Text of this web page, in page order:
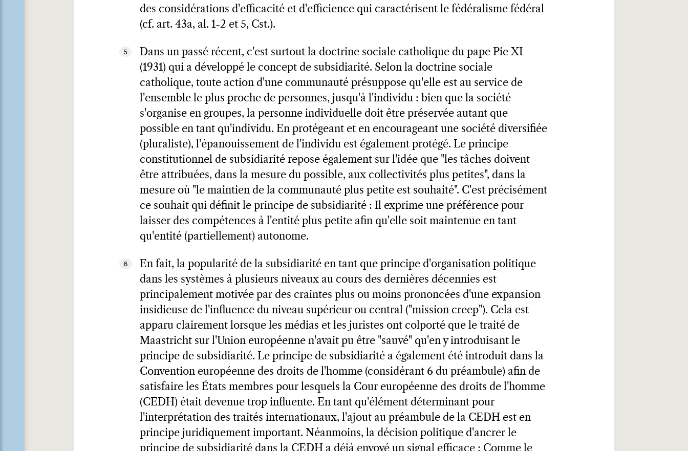
des considérations d'efficacité et d'efficience qui caractérisent le fédéralisme fédéral
(cf. art. 43a, al. 1-2 et 5, Cst.).
5
Dans un passé récent, c'est surtout la doctrine sociale catholique du pape Pie XI
(1931) qui a développé le concept de subsidiarité. Selon la doctrine sociale
catholique, toute action d'une communauté présuppose qu'elle est au service de
l'ensemble le plus proche de personnes, jusqu'à l'individu : bien que la société
s'organise en groupes, la personne individuelle doit être préservée autant que
possible en tant qu'individu. En protégeant et en encourageant une société diversifiée
(pluraliste), l'épanouissement de l'individu est également protégé. Le principe
constitutionnel de subsidiarité repose également sur l'idée que "les tâches doivent
être attribuées, dans la mesure du possible, aux collectivités plus petites", dans la
mesure où "le maintien de la communauté plus petite est souhaité". C'est précisément
ce souhait qui définit le principe de subsidiarité : Il exprime une préférence pour
laisser des compétences à l'entité plus petite afin qu'elle soit maintenue en tant
qu'entité (partiellement) autonome.
6
En fait, la popularité de la subsidiarité en tant que principe d'organisation politique
dans les systèmes à plusieurs niveaux au cours des dernières décennies est
principalement motivée par des craintes plus ou moins prononcées d'une expansion
insidieuse de l'influence du niveau supérieur ou central ("mission creep"). Cela est
apparu clairement lorsque les médias et les juristes ont colporté que le traité de
Maastricht sur l'Union européenne n'avait pu être "sauvé" qu'en y introduisant le
principe de subsidiarité. Le principe de subsidiarité a également été introduit dans la
Convention européenne des droits de l'homme (considérant 6 du préambule) afin de
satisfaire les États membres pour lesquels la Cour européenne des droits de l'homme
(CEDH) était devenue trop influente. En tant qu'élément déterminant pour
l'interprétation des traités internationaux, l'ajout au préambule de la CEDH est en
principe juridiquement important. Néanmoins, la décision politique d'ancrer le
principe de subsidiarité dans la CEDH a déjà envoyé un signal efficace : Comme le